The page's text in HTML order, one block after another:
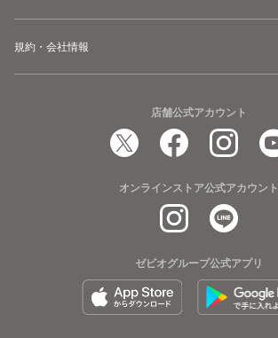
規約・会社情報
店舗公式アカウント
オンラインストア公式アカウント
ゼビオグループ公式アプリ